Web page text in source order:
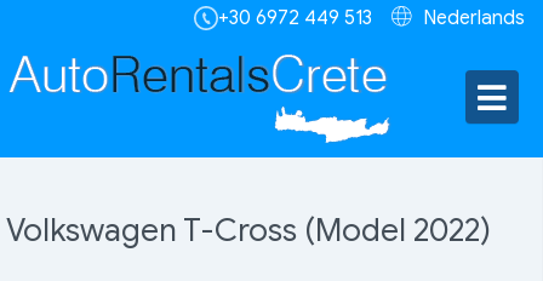
Nederlands
+30 6972 449 513
Volkswagen T-Cross (Model 2022)